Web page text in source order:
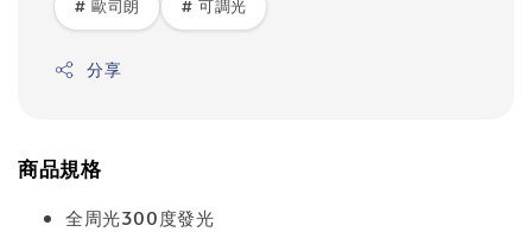
# 歐司朗 # 可調光
分享
商品規格
全周光300度發光